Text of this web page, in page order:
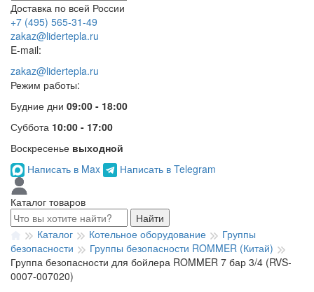
Доставка по всей России
+7 (495) 565-31-49
zakaz@lidertepla.ru
E-mail:
zakaz@lidertepla.ru
Режим работы:
Будние дни 09:00 - 18:00
Суббота 10:00 - 17:00
Воскресенье выходной
Написать в Max
Написать в Telegram
Каталог товаров
Найти
Каталог
Котельное оборудование
Группы
безопасности
Группы безопасности ROMMER (Китай)
Группа безопасности для бойлера ROMMER 7 бар 3/4 (RVS-
0007-007020)